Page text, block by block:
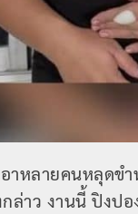
าหลายคนหลุดข
ล่าว งานนี้ ปิงป